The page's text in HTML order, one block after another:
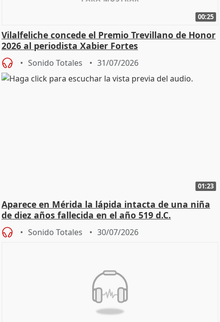
00:25
Vilalfeliche concede el Premio Trevillano de Honor
2026 al periodista Xabier Fortes
Sonido Totales 31/07/2026
01:23
Aparece en Mérida la lápida intacta de una niña
de diez años fallecida en el año 519 d.C.
Sonido Totales 30/07/2026